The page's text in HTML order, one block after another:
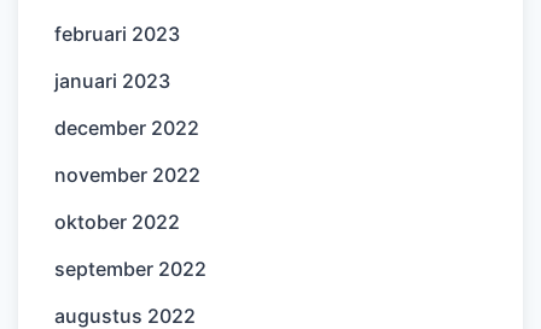
februari 2023
januari 2023
december 2022
november 2022
oktober 2022
september 2022
augustus 2022